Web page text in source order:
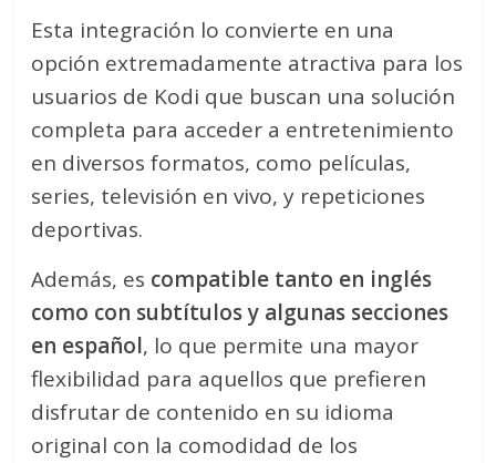
Esta integración lo convierte en una
opción extremadamente atractiva para los
usuarios de Kodi que buscan una solución
completa para acceder a entretenimiento
en diversos formatos, como películas,
series, televisión en vivo, y repeticiones
deportivas.
Además, es compatible tanto en inglés
como con subtítulos y algunas secciones
en español, lo que permite una mayor
flexibilidad para aquellos que prefieren
disfrutar de contenido en su idioma
original con la comodidad de los